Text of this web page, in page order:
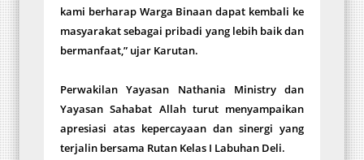
kami berharap Warga Binaan dapat kembali ke
masyarakat sebagai pribadi yang lebih baik dan
bermanfaat,” ujar Karutan.
Perwakilan Yayasan Nathania Ministry dan
Yayasan Sahabat Allah turut menyampaikan
apresiasi atas kepercayaan dan sinergi yang
terjalin bersama Rutan Kelas I Labuhan Deli.